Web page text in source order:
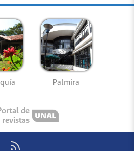
Palmira
de
revistas